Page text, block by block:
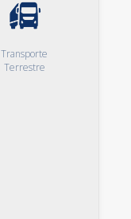
Transporte
Terrestre